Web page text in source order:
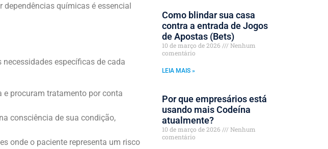
químicas é essencial
específicas de cada
e procuram tratamento por conta
consciência de sua condição,
onde o paciente representa um risco
Como blindar sua casa
contra a entrada de Jogos
de Apostas (Bets)
10 de março de 2026
Nenhum
comentário
LEIA MAIS »
Por que empresários está
usando mais Codeína
atualmente?
10 de março de 2026
Nenhum
comentário